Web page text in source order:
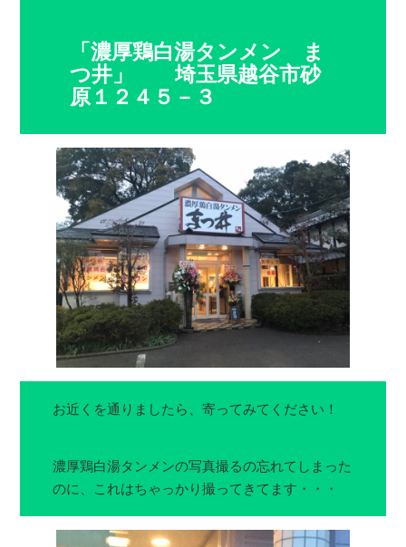
「濃厚鶏白湯タンメン ま
つ井」 埼玉県越谷市砂
原１２４５－３
お近くを通りましたら、寄ってみてください！
濃厚鶏白湯タンメンの写真撮るの忘れてしまった
のに、これはちゃっかり撮ってきてます・・・